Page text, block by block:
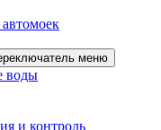
меню
воды
и контроль